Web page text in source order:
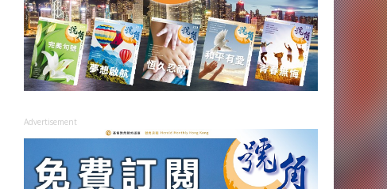
Advertisement